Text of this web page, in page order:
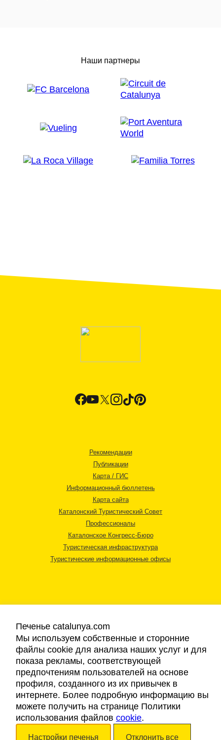
Наши партнеры
Рекомендации
Публикации
Карта / ГИС
Информационный бюллетень
Карта сайта
Каталонский Туристический Совет
Профессионалы
Каталонское Конгресс-Бюро
Туристическая инфраструктура
Туристические информационные офисы
Правовая информация
Политика конфиденциальности
Cookies
Доступность
Авторские права © 2026. Каталонский Туристический Совет. Все права
защищены.
Печенье catalunya.com
Мы используем собственные и сторонние
файлы cookie для анализа наших услуг и для
показа рекламы, соответствующей
предпочтениям пользователей на основе
профиля, созданного из их привычек в
интернете. Более подробную информацию вы
можете получить на странице Политики
использования файлов cookie.
Настройки печенья Отклонить все